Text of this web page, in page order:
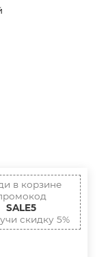
в корзине
SALE5
скидку 5%